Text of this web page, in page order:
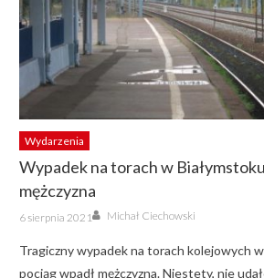
Wydarzenia
Wypadek na torach w
mężczyzna
Posted
on
6 sierpnia 2021 Author
Michał Ciechowski
Tragiczny wypadek na torach kolejowych
pociąg wpadł mężczyzna. Niestety, nie